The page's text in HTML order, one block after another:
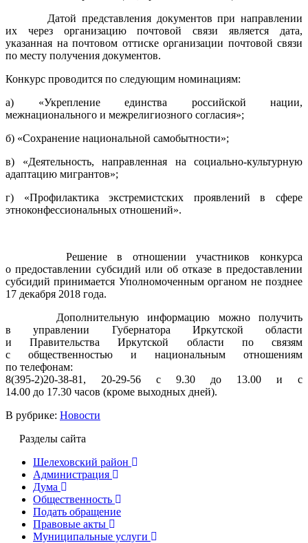
Датой представления документов при направлении
их через организацию почтовой связи является дата,
указанная на почтовом оттиске организации почтовой связи
по месту получения документов.
Конкурс проводится по следующим номинациям:
а) «Укрепление единства российской нации,
межнационального и межрелигиозного согласия»;
б) «Сохранение национальной самобытности»;
в) «Деятельность, направленная на социально-культурную
адаптацию мигрантов»;
г) «Профилактика экстремистских проявлений в сфере
этноконфессиональных отношений».
Решение в отношении участников конкурса
о предоставлении субсидий или об отказе в предоставлении
субсидий принимается Уполномоченным органом не позднее
17 декабря 2018 года.
Дополнительную информацию можно получить
в управлении Губернатора Иркутской области
и Правительства Иркутской области по связям
с общественностью и национальным отношениям
по телефонам:
8(395-2)20-38-81, 20-29-56 с 9.30 до 13.00 и с
14.00 до 17.30 часов (кроме выходных дней).
В рубрике: Новости
Разделы сайта
Шелеховский район
Администрация
Дума
Общественность
Подать обращение
Правовые акты
Муниципальные услуги